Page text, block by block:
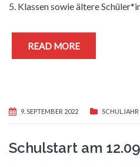
5. Klassen sowie ältere
READ MORE
9. SEPTEMBER 2022
Schulstart am